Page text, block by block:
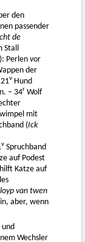
den
passender
de
): Perlen vor
der
v Hund
– 34r Wolf
mit
(Ick
v Spruchband
auf Podest
Katze auf
van twen
aber, wenn
und
Wechsler